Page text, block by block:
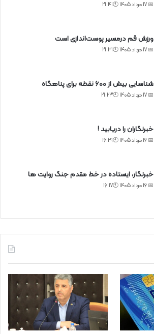
📅 17 مرداد 1405 🕙21:41
ورزش قم درمسیر پوست‌اندازی است
📅 17 مرداد 1405 🕙21:31
شناسایی بیش از ۶۰۰ نقطه برای پناهگاه
📅 17 مرداد 1405 🕙21:23
خبرنگاران را دریابید !
📅 16 مرداد 1405 🕙16:29
خبرنگار، ایستاده در خط مقدم جنگ روایت ها
📅 16 مرداد 1405 🕙16:17